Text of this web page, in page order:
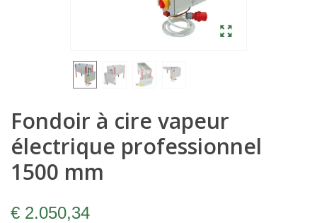
Fondoir à cire vapeur
électrique professionnel
1500 mm
€ 2.050,34